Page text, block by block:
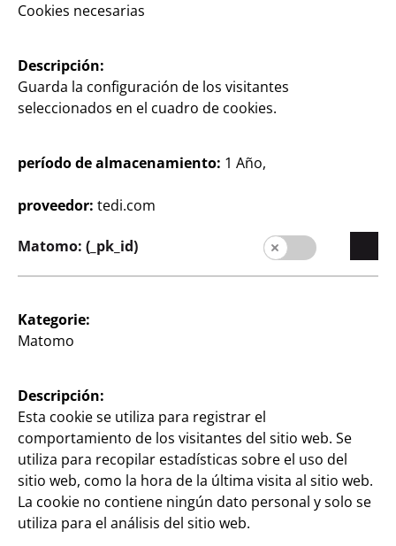
Alfombra de pelo
sintético
redonda, Ø aprox. 35 cm,
2 €
sintético
distintos colores, aprox.
Hogar & Decoración
diferentes colores, aprox.
125 x 150 precio, unidad
2 55
Cookies necesarias
Descripción:
Guarda la configuración de los visitantes
seleccionados en el cuadro de cookies.
período de almacenamiento: 1 Año,
proveedor: tedi.com
Matomo: (_pk_id)
Kategorie:
Matomo
Descripción:
Esta cookie se utiliza para registrar el
comportamiento de los visitantes del sitio web. Se
utiliza para recopilar estadísticas sobre el uso del
sitio web, como la hora de la última visita al sitio web.
La cookie no contiene ningún dato personal y solo se
utiliza para el análisis del sitio web.